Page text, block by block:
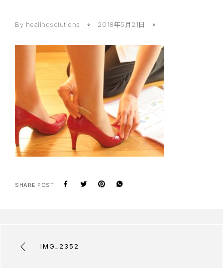
By healingsolutions 2018年5月21日
SHARE POST:
IMG_2352